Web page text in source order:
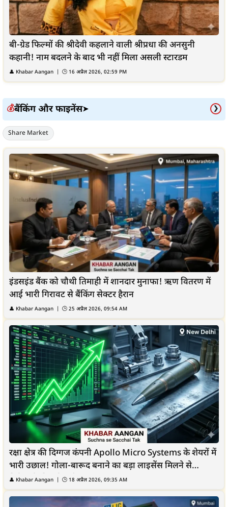
बी-ग्रेड फिल्मों की श्रीदेवी कहलाने वाली श्रीप्रधा की अनसुनी
कहानी! नाम बदलने के बाद भी नहीं मिला असली स्टारडम
👤 Khabar Aangan | 🕒 16 अप्रैल 2026, 02:59 PM
💰बैंकिंग और फाइनेंस➤ ❯
Share Market
इंडसइंड बैंक को चौथी तिमाही में शानदार मुनाफा! ऋण वितरण में
आई भारी गिरावट से बैंकिंग सेक्टर हैरान
👤 Khabar Aangan | 🕒 25 अप्रैल 2026, 09:54 AM
रक्षा क्षेत्र की दिग्गज कंपनी Apollo Micro Systems के शेयरों में
भारी उछाल! गोला-बारूद बनाने का बड़ा लाइसेंस मिलने से
निवेशकों की हुई चांदी
👤 Khabar Aangan | 🕒 18 अप्रैल 2026, 09:35 AM